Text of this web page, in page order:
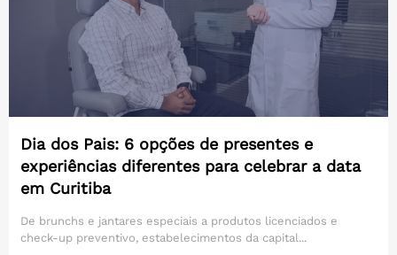
Dia dos Pais: 6 opções de presentes e
experiências diferentes para celebrar a data
em Curitiba
De brunchs e jantares especiais a produtos licenciados e
check-up preventivo, estabelecimentos da capital...